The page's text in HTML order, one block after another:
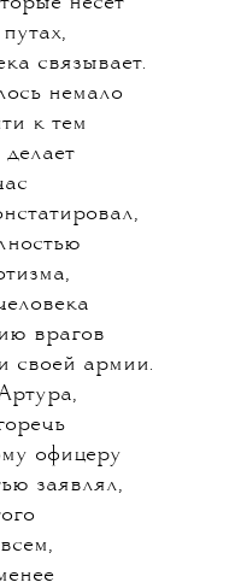
связывает.
немало
к тем
врагов
своей армии.
офицеру
заявлял,